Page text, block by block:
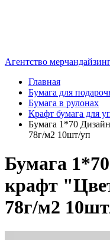
Агентство
Главная
Бумага для
Бумага в рулонах
Крафт бумага для
Бумага 1*70
78г/м2 10шт/уп
Бумага
крафт
78г/м2